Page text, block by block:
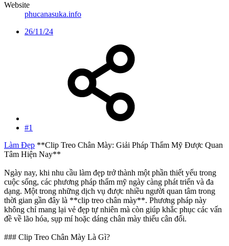
Website
phucanasuka.info
26/11/24
#1
Làm Đẹp **Clip Treo Chân Mày: Giải Pháp Thẩm Mỹ Được Quan
Tâm Hiện Nay**
Ngày nay, khi nhu cầu làm đẹp trở thành một phần thiết yếu trong
cuộc sống, các phương pháp thẩm mỹ ngày càng phát triển và đa
dạng. Một trong những dịch vụ được nhiều người quan tâm trong
thời gian gần đây là **clip treo chân mày**. Phương pháp này
không chỉ mang lại vẻ đẹp tự nhiên mà còn giúp khắc phục các vấn
đề về lão hóa, sụp mí hoặc dáng chân mày thiếu cân đối.
### Clip Treo Chân Mày Là Gì?